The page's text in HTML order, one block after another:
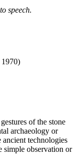
speech.
of the stone
archaeology or
ancient technologies
simple observation or